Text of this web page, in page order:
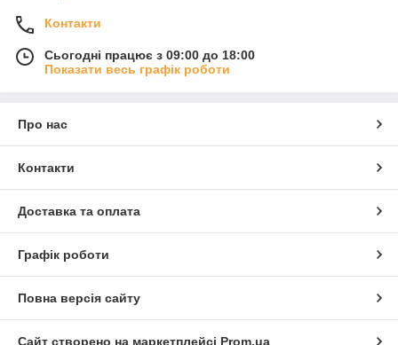
Контакти
Сьогодні працює з 09:00 до 18:00
Показати весь графік роботи
Про нас
Контакти
Доставка та оплата
Графік роботи
Повна версія сайту
Сайт створено на маркетплейсі Prom.ua